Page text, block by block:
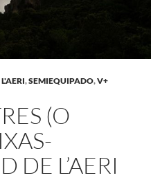
,SEMIEQUIPADO,V+
(O
DE L’AERI